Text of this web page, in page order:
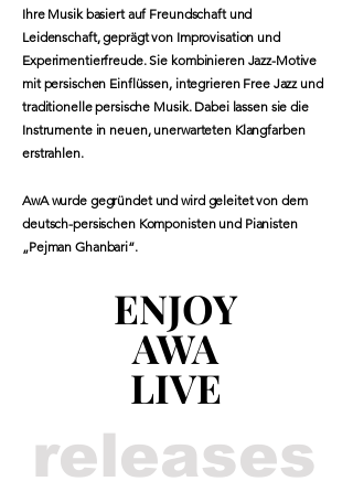
Ihre Musik basiert auf Freundschaft und
Leidenschaft, geprägt von Improvisation und
Experimentierfreude. Sie kombinieren Jazz-Motive
mit persischen Einflüssen, integrieren Free Jazz und
traditionelle persische Musik. Dabei lassen sie die
Instrumente in neuen, unerwarteten Klangfarben
erstrahlen.
AwA wurde gegründet und wird geleitet von dem
deutsch-persischen Komponisten und Pianisten
„Pejman Ghanbari“.
ENJOY
AWA
LIVE
ENJOY
AWA
LIVE
releases